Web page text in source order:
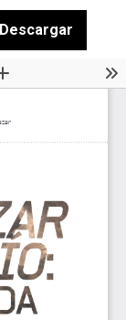
Descargar